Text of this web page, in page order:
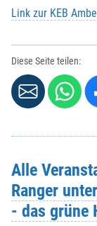
Link zur KEB
Diese Seite teilen:
Alle
Ranger
- das grüne